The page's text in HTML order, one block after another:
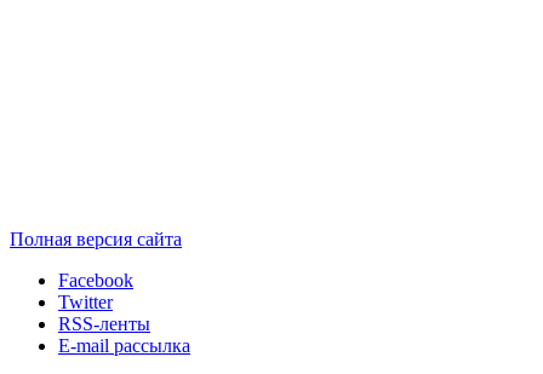
Полная версия сайта
Facebook
Twitter
RSS-ленты
E-mail рассылка